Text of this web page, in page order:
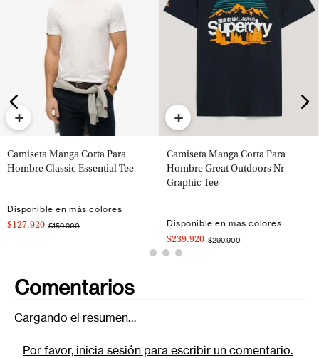
+
Camiseta Manga Corta Para
Hombre Classic Essential Tee
Disponible en más colores
$127.920 $159.900
+
Camiseta Manga Corta Para
Hombre Great Outdoors Nr
Graphic Tee
Disponible en más colores
$239.920 $299.900
Comentarios
Cargando el resumen…
Por favor, inicia sesión para escribir un comentario.